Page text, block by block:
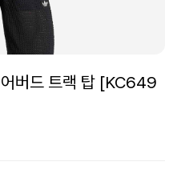
버드 트랙 탑 [KC649